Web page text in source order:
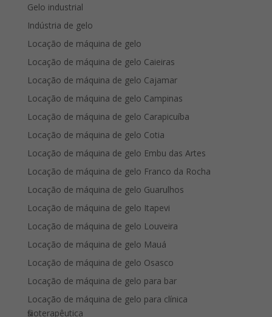
Gelo industrial
Indústria de gelo
Locação de máquina de gelo
Locação de máquina de gelo Caieiras
Locação de máquina de gelo Cajamar
Locação de máquina de gelo Campinas
Locação de máquina de gelo Carapicuíba
Locação de máquina de gelo Cotia
Locação de máquina de gelo Embu das Artes
Locação de máquina de gelo Franco da Rocha
Locação de máquina de gelo Guarulhos
Locação de máquina de gelo Itapevi
Locação de máquina de gelo Louveira
Locação de máquina de gelo Mauá
Locação de máquina de gelo Osasco
Locação de máquina de gelo para bar
Locação de máquina de gelo para clínica
fisioterapêutica